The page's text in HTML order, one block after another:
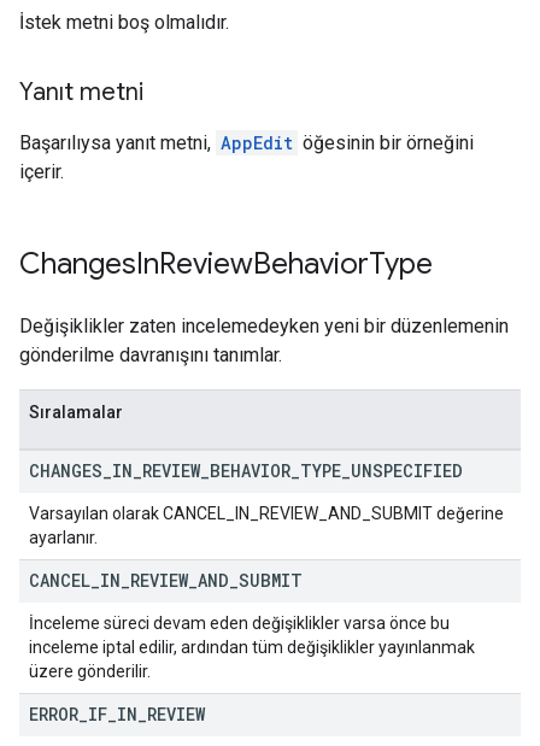
İstek metni boş olmalıdır.
Yanıt metni
Başarılıysa yanıt metni, AppEdit öğesinin bir örneğini
içerir.
ChangesInReviewBehaviorType
Değişiklikler zaten incelemedeyken yeni bir düzenlemenin
gönderilme davranışını tanımlar.
Sıralamalar
CHANGES IN REVIEW_ BEHAVIOR TYPE UNSPECIFIED
Varsayılan olarak CANCEL_IN_REVIEW_AND_SUBMIT değerine
ayarlanır.
CANCEL IN REVIEW_ AND SUBMIT
İnceleme süreci devam eden değişiklikler varsa önce bu
inceleme iptal edilir, ardından tüm değişiklikler yayınlanmak
üzere gönderilir.
ERROR IF IN REVIEW